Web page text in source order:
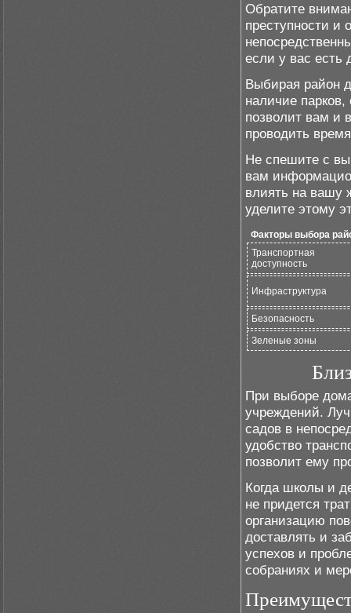
Обратите
преступности и
если у вас есть
Выбирая район
наличие
позволит вам и
проводить
Не спешите с
вам
влиять на вашу
уделите этому
Факторы выбора
Транспортная
доступность
Инфраструктура
Безопасность
Зеленые зоны
При выборе
учреждений.
садов в
удобство
позволит ему
Когда школы и
не придется
организацию
доставлять и
успехов и
собраниях и